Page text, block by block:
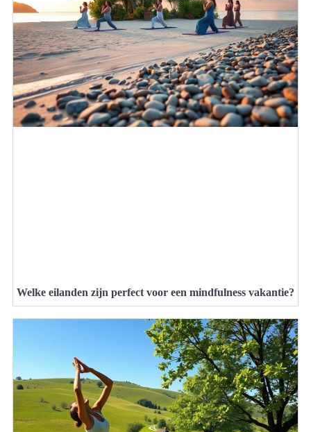
Welke eilanden zijn perfect voor een mindfulness vakantie?